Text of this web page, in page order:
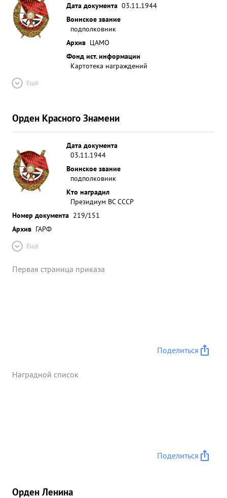
Дата документа 03.11.1944
Воинское звание
подполковник
Архив ЦАМО
Фонд ист. информации
Картотека награждений
Ещё
Орден Красного Знамени
Дата документа
03.11.1944
Воинское звание
подполковник
Кто наградил
Президиум ВС СССР
Номер документа 219/151
Архив ГАРФ
Ещё
Первая страница приказа
Поделиться
Наградной список
Поделиться
Орден Ленина